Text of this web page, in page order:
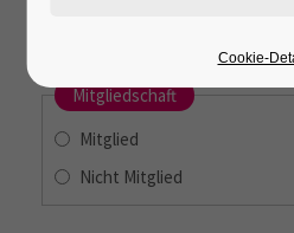
Mitgliedschaft
Mitglied
Nicht Mitglied
Cookie-